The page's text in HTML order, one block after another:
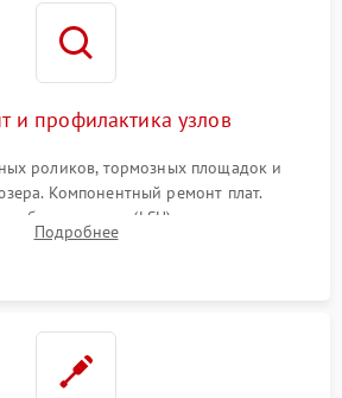
и профилактика узлов
роликов, тормозных площадок и
Компонентный ремонт плат.
блока лазера (LSU), зеркал и тракта
тонера и бумажной пыли.
Подробнее